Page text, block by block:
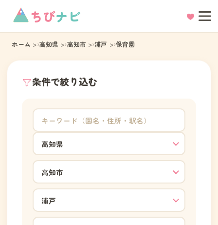
ちびナビ
ホーム 高知県 高知市 浦戸 保育園
条件で絞り込む